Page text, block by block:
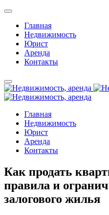
Главная
Недвижимость
Юрист
Аренда
Контакты
Главная
Недвижимость
Юрист
Аренда
Контакты
Как продать
правила и
залогового жилья